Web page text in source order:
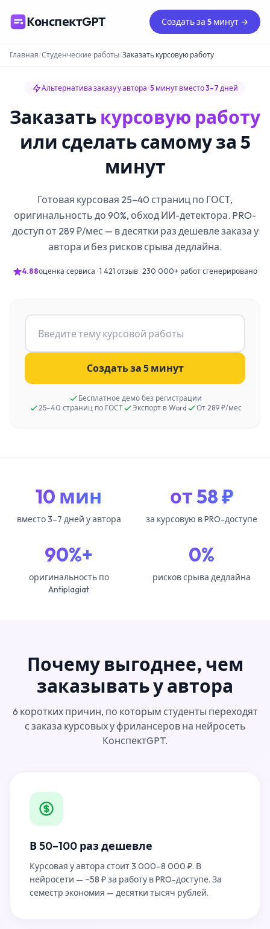
КонспектGPT Создать за 5 минут →
Главная/Студенческие работы/Заказать курсовую работу
Альтернатива заказу у автора · 5 минут вместо 3–7 дней
Заказать курсовую работу
или сделать самому за 5
минут
Готовая курсовая 25–40 страниц по ГОСТ,
оригинальность до 90%, обход ИИ-детектора. PRO-
доступ от 289 ₽/мес — в десятки раз дешевле заказа у
автора и без рисков срыва дедлайна.
4.88оценка сервиса · 1 421 отзыв · 230 000+ работ сгенерировано
Создать за 5 минут
Бесплатное демо без регистрации
25–40 страниц по ГОСТ
Экспорт в Word От 289 ₽/мес
10 мин
вместо 3–7 дней у автора
от 58 ₽
за курсовую в PRO-доступе
90%+
оригинальность по
Antiplagiat
0%
рисков срыва дедлайна
Почему выгоднее, чем
заказывать у автора
6 коротких причин, по которым студенты переходят
с заказа курсовых у фрилансеров на нейросеть
КонспектGPT.
В 50–100 раз дешевле
Курсовая у автора стоит 3 000–8 000 ₽. В
нейросети — ~58 ₽ за работу в PRO-доступе. За
семестр экономия — десятки тысяч рублей.